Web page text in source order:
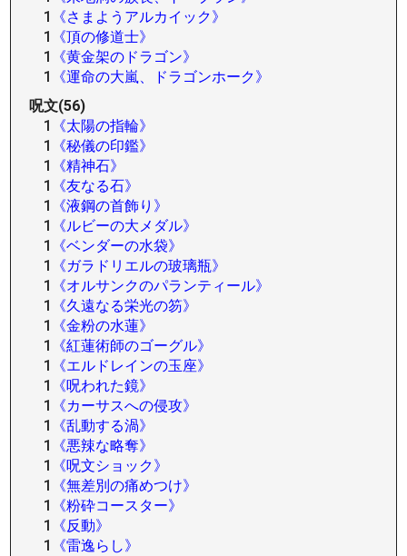
1
《さまようアルカイック》
1
《頂の修道士》
1
《黄金架のドラゴン》
1
《運命の大嵐、ドラゴンホーク》
呪文(56)
1
《太陽の指輪》
1
《秘儀の印鑑》
1
《精神石》
1
《友なる石》
1
《液鋼の首飾り》
1
《ルビーの大メダル》
1
《ベンダーの水袋》
1
《ガラドリエルの玻璃瓶》
1
《オルサンクのパランティール》
1
《久遠なる栄光の笏》
1
《金粉の水蓮》
1
《紅蓮術師のゴーグル》
1
《エルドレインの玉座》
1
《呪われた鏡》
1
《カーサスへの侵攻》
1
《乱動する渦》
1
《悪辣な略奪》
1
《呪文ショック》
1
《無差別の痛めつけ》
1
《粉砕コースター》
1
《反動》
1
《雷逸らし》